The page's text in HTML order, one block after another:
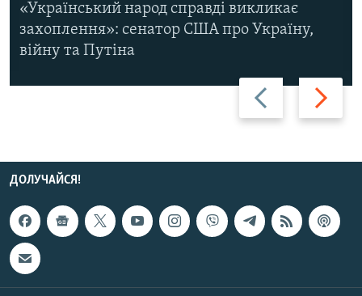
Назад Вперед
«Український народ справді викликає
захоплення»: сенатор США про Україну,
війну та Путіна
ДОЛУЧАЙСЯ!